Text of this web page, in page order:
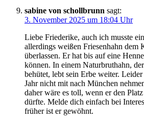
sabine von schollbrunn sagt:
3. November 2025 um 18:04 Uhr
Liebe Friederike, auch ich musste
allerdings weißen Friesenhahn dem
überlassen. Er hat bis auf eine
können. In einem Naturbruthahn,
behütet, lebt sein Erbe weiter.
Jahr nicht mit nach München
daher wäre es toll, wenn er den
dürfte. Melde dich einfach bei
früher ist er gewöhnt.